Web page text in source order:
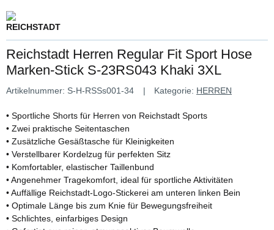
Reichstadt Herren Regular Fit Sport Hose
Marken-Stick S-23RS043 Khaki 3XL
Artikelnummer: S-H-RSSs001-34 Kategorie: HERREN
• Sportliche Shorts für Herren von Reichstadt Sports
• Zwei praktische Seitentaschen
• Zusätzliche Gesäßtasche für Kleinigkeiten
• Verstellbarer Kordelzug für perfekten Sitz
• Komfortabler, elastischer Taillenbund
• Angenehmer Tragekomfort, ideal für sportliche Aktivitäten
• Auffällige Reichstadt-Logo-Stickerei am unteren linken Bein
• Optimale Länge bis zum Knie für Bewegungsfreiheit
• Schlichtes, einfarbiges Design